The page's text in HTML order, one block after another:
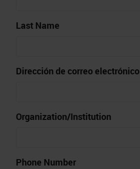
Last Name
Dirección de correo electrónico
Organization/Institution
Phone Number